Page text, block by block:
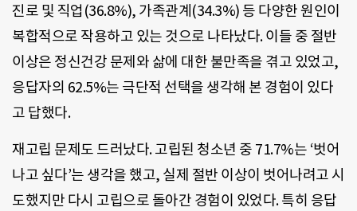
진로 및 직업(36.8%), 가족관계(34.3%) 등 다양한 원인이
복합적으로 작용하고 있는 것으로 나타났다. 이들 중 절반
이상은 정신건강 문제와 삶에 대한 불만족을 겪고 있었고,
응답자의 62.5%는 극단적 선택을 생각해 본 경험이 있다
고 답했다.
재고립 문제도 드러났다. 고립된 청소년 중 71.7%는 ‘벗어
나고 싶다’는 생각을 했고, 실제 절반 이상이 벗어나려고 시
도했지만 다시 고립으로 돌아간 경험이 있었다. 특히 응답